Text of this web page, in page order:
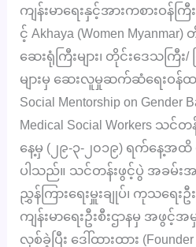
ကျန်းမာရေးနှင့်အားကစားဝန်ကြီ
င့် Akhaya (Women
ဆေးရုံကြီးများ၊ တိုင်းဒေသကြီ
များမှ ဆေးလူမှုဆက်ဆံရေးဝန်ထ
Social Mentorship on Gender
Medical Social Workers သ
နေ့မှ (၂၉-၃-၂၀၁၉) ရက်နေ့အ
ပါသည်။ သင်တန်းဖွင့်ပွဲ အခမ်းအန
ညွှန်ကြားရေးမှူးချုပ်၊ ကုသရေးဦ
ကျန်းမာရေးဦးစီးဌာနမှ အဖွင့်အ
လှစ်ခဲ့ပြီး ဒေါ်ထားထား (Founder